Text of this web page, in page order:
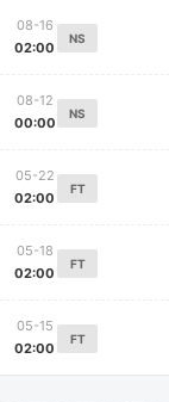
08-16
02:00
NS
08-12
00:00
NS
05-22
02:00
FT
05-18
02:00
FT
05-15
02:00
FT